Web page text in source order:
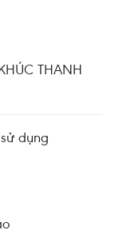
THANH
dụng